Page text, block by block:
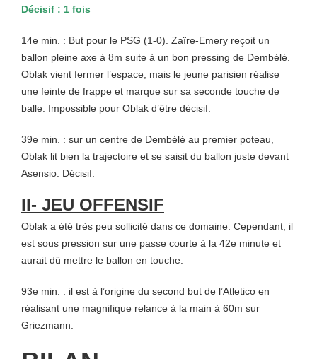
Décisif : 1 fois
14e min. : But pour le PSG (1-0). Zaïre-Emery reçoit un
ballon pleine axe à 8m suite à un bon pressing de Dembélé.
Oblak vient fermer l’espace, mais le jeune parisien réalise
une feinte de frappe et marque sur sa seconde touche de
balle. Impossible pour Oblak d’être décisif.
39e min. : sur un centre de Dembélé au premier poteau,
Oblak lit bien la trajectoire et se saisit du ballon juste devant
Asensio. Décisif.
II- JEU OFFENSIF
Oblak a été très peu sollicité dans ce domaine. Cependant, il
est sous pression sur une passe courte à la 42e minute et
aurait dû mettre le ballon en touche.
93e min. : il est à l’origine du second but de l’Atletico en
réalisant une magnifique relance à la main à 60m sur
Griezmann.